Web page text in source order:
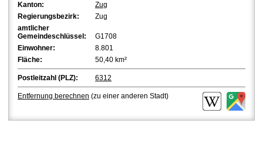
Kanton:
Zug
Regierungsbezirk:
Zug
amtlicher
Gemeindeschlüssel:
G1708
Einwohner:
8.801
Fläche:
50,40 km²
Postleitzahl (PLZ): 6312
Entfernung berechnen (zu einer anderen Stadt)